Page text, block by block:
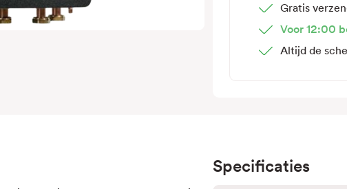
VWL
107/7.2
incl.
Gratis
Voor 12:00
Altijd de
Specificaties